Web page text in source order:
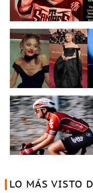
LO MÁS VISTO